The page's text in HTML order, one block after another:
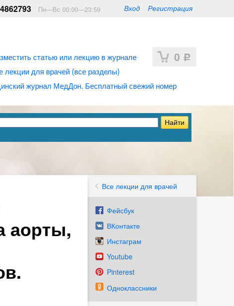
Вход Регистрация
Пн—Вс 00:00—23:59
0 Р
статью или лекцию в журнале
для врачей (все разделы)
журнал МедДон. Бесплатный свежий номер
Все лекции для врачей
Фейсбук
ВКонтакте
Инстаграм
Youtube
Pinterest
Одноклассники
аорты,